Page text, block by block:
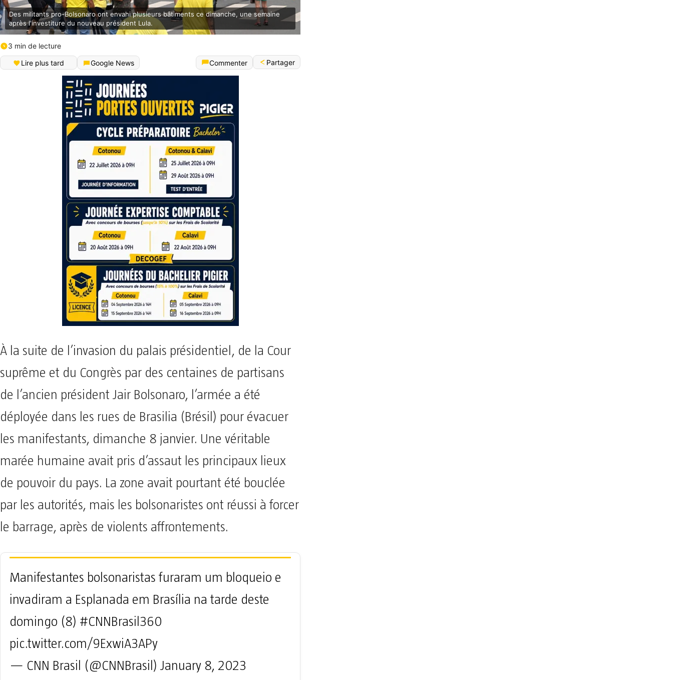
Des militants pro-Bolsonaro ont envahi plusieurs bâtiments ce dimanche, une semaine
après l'investiture du nouveau président Lula.
3 min de lecture
Lire plus tard
Google News Commenter Partager
À la suite de l’invasion du palais présidentiel, de la Cour
suprême et du Congrès par des centaines de partisans
de l’ancien président Jair Bolsonaro, l’armée a été
déployée dans les rues de Brasilia (Brésil) pour évacuer
les manifestants, dimanche 8 janvier. Une véritable
marée humaine avait pris d’assaut les principaux lieux
de pouvoir du pays. La zone avait pourtant été bouclée
par les autorités, mais les bolsonaristes ont réussi à forcer
le barrage, après de violents affrontements.
Manifestantes bolsonaristas furaram um bloqueio e
invadiram a Esplanada em Brasília na tarde deste
domingo (8) #CNNBrasil360
pic.twitter.com/9ExwiA3APy
— CNN Brasil (@CNNBrasil) January 8, 2023